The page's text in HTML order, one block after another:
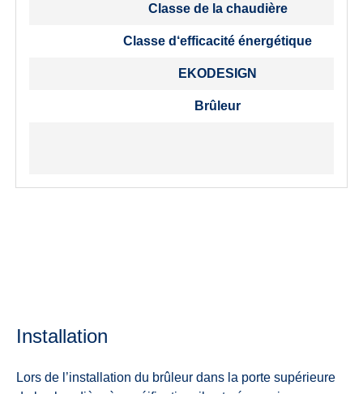
Classe de la chaudière
Classe d‘efficacité énergétique
EKODESIGN
Brûleur
Installation
Lors de l’installation du brûleur dans la porte supérieure